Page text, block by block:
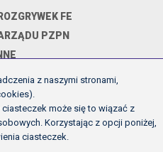
FE
PZPN
Ekstraklasa 2026
z naszymi stronami,
może się to wiązać z
Korzystając z opcji poniżej,
ciasteczek.